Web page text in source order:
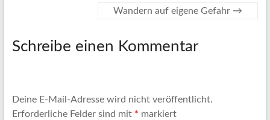
Wandern auf eigene Gefahr →
Schreibe einen Kommentar
Deine E-Mail-Adresse wird nicht veröffentlicht.
Erforderliche Felder sind mit * markiert